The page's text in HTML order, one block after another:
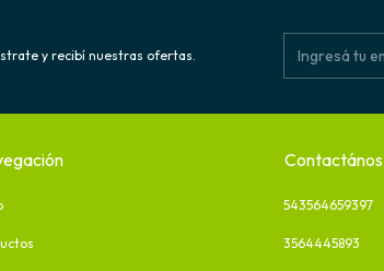
y recibí nuestras ofertas.
Contactános
543564659397
3564445893